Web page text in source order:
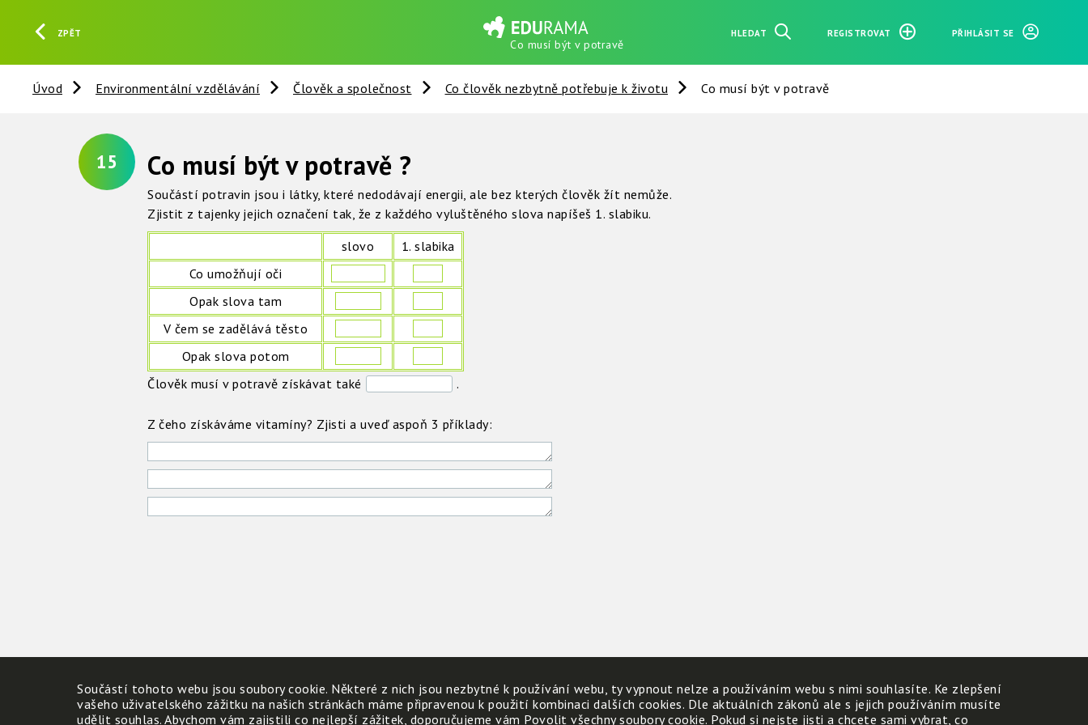
ZPĚT
Co musí být v potravě
HLEDAT REGISTROVAT PŘIHLÁSIT SE
Úvod Environmentální vzdělávání Člověk a společnost Co člověk nezbytně potřebuje k životu Co musí být v potravě
15 Co musí být v potravě ?
Součástí potravin jsou i látky, které nedodávají energii, ale bez kterých člověk žít nemůže.
Zjistit z tajenky jejich označení tak, že z každého vyluštěného slova napíšeš 1. slabiku.
slovo
1. slabika
Co umožňují oči
Opak slova tam
V čem se zadělává těsto
Opak slova potom
Člověk musí v potravě získávat také
.
Z čeho získáváme vitamíny? Zjisti a uveď aspoň 3 příklady:
Součástí tohoto webu jsou soubory cookie. Některé z nich jsou nezbytné k používání webu, ty vypnout nelze a používáním webu s nimi souhlasíte. Ke zlepšení
vašeho uživatelského zážitku na našich stránkách máme připravenou k použití kombinaci dalších cookies. Dle aktuálních zákonů ale s jejich používáním musíte
udělit souhlas. Abychom vám zajistili co nejlepší zážitek, doporučujeme vám Povolit všechny soubory cookie. Pokud si nejste jisti a chcete sami vybrat, co